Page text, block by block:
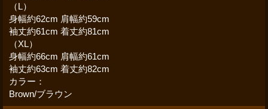
（L）
身幅約62cm 肩幅約59cm
袖丈約61cm 着丈約81cm
（XL）
身幅約66cm 肩幅約61cm
袖丈約63cm 着丈約82cm
カラー：
Brown/ブラウン